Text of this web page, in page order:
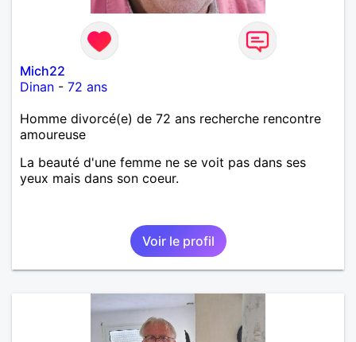
Mich22
Dinan - 72 ans
Homme divorcé(e) de 72 ans recherche rencontre
amoureuse
La beauté d'une femme ne se voit pas dans ses
yeux mais dans son coeur.
Voir le profil